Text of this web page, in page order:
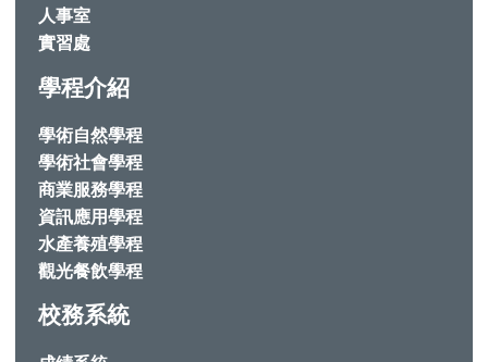
人事室
實習處
學程介紹
學術自然學程
學術社會學程
商業服務學程
資訊應用學程
水產養殖學程
觀光餐飲學程
校務系統